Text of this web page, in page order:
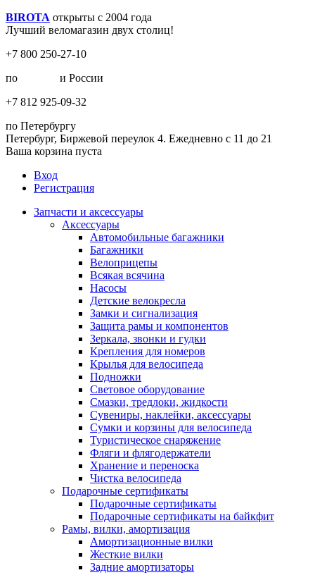
BIROTA открыты с 2004 года
Лучший веломагазин двух столиц!
+7 800 250-27-10
по
и России
+7 812 925-09-32
по Петербургу
Петербург, Биржевой переулок 4. Ежедневно с 11 до 21
Ваша корзина пуста
Вход
Регистрация
Запчасти и аксессуары
Аксессуары
Автомобильные багажники
Багажники
Велоприцепы
Всякая всячина
Насосы
Детские велокресла
Замки и сигнализация
Защита рамы и компонентов
Зеркала, звонки и гудки
Крепления для номеров
Крылья для велосипеда
Подножки
Световое оборудование
Смазки, тредлоки, жидкости
Сувениры, наклейки, аксессуары
Сумки и корзины для велосипеда
Туристическое снаряжение
Фляги и флягодержатели
Хранение и переноска
Чистка велосипеда
Подарочные сертификаты
Подарочные сертификаты
Подарочные сертификаты на байкфит
Рамы, вилки, амортизация
Амортизационные вилки
Жесткие вилки
Задние амортизаторы